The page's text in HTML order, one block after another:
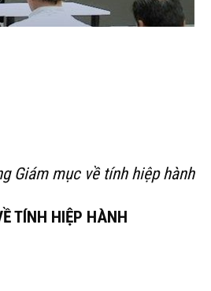
Giám mục về tính hiệp hành
TÍNH HIỆP HÀNH